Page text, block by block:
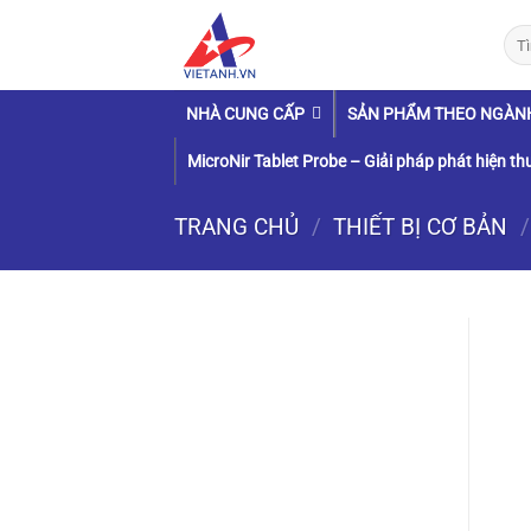
Tìm
kiếm:
NHÀ CUNG CẤP SẢN PHẨM THEO
MicroNir Tablet Probe – Giải pháp phát hiện
TRANG CHỦ / THIẾT BỊ CƠ BẢN /